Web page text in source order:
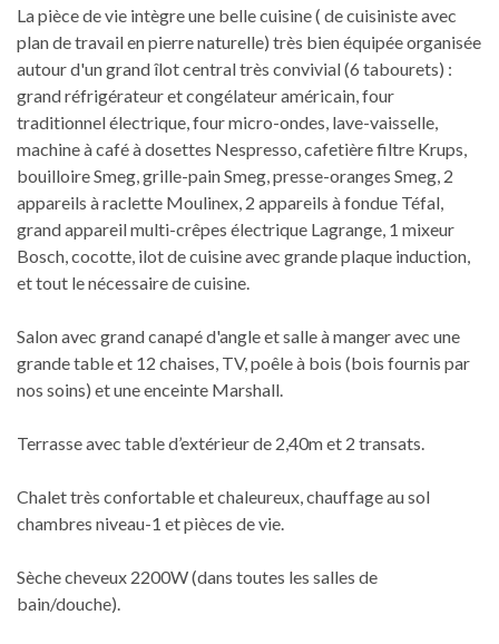
La pièce de vie intègre une belle cuisine ( de cuisiniste avec
plan de travail en pierre naturelle) très bien équipée organisée
autour d'un grand îlot central très convivial (6 tabourets) :
grand réfrigérateur et congélateur américain, four
traditionnel électrique, four micro-ondes, lave-vaisselle,
machine à café à dosettes Nespresso, cafetière filtre Krups,
bouilloire Smeg, grille-pain Smeg, presse-oranges Smeg, 2
appareils à raclette Moulinex, 2 appareils à fondue Téfal,
grand appareil multi-crêpes électrique Lagrange, 1 mixeur
Bosch, cocotte, ilot de cuisine avec grande plaque induction,
et tout le nécessaire de cuisine.
Salon avec grand canapé d'angle et salle à manger avec une
grande table et 12 chaises, TV, poêle à bois (bois fournis par
nos soins) et une enceinte Marshall.
Terrasse avec table d’extérieur de 2,40m et 2 transats.
Chalet très confortable et chaleureux, chauffage au sol
chambres niveau-1 et pièces de vie.
Sèche cheveux 2200W (dans toutes les salles de
bain/douche).